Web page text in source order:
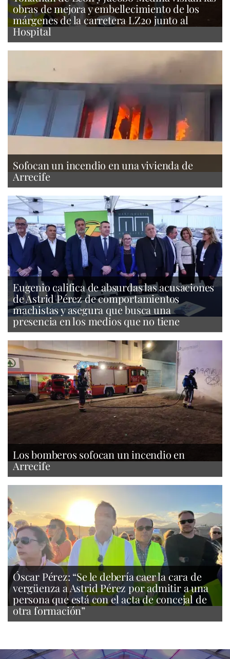
obras de mejora y embellecimiento de los
márgenes de la carretera LZ20 junto al
Hospital
Sofocan un incendio en una vivienda de
Arrecife
Eugenio califica de absurdas las acusaciones
de Astrid Pérez de comportamientos
machistas y asegura que busca una
presencia en los medios que no tiene
Los bomberos sofocan un incendio en
Arrecife
Óscar Pérez: “Se le debería caer la cara de
vergüenza a Astrid Pérez por admitir a una
persona que está con el acta de concejal de
otra formación”